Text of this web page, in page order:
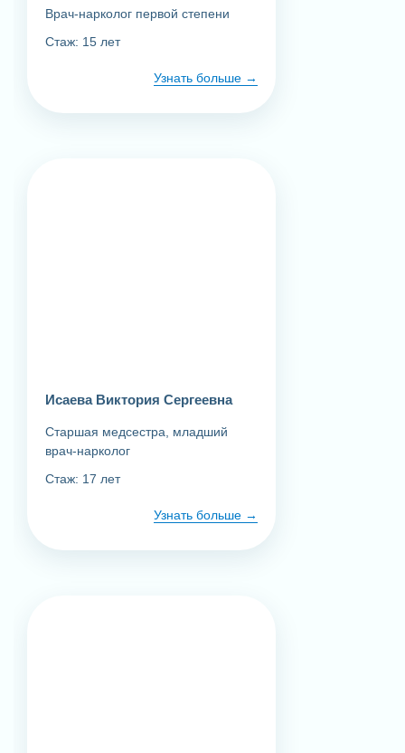
Выезд врача на дом
Осмотр, диагностика, кардиограмма сердца,
проверка работы почек и печени
Врач-нарколог первой степени
Стаж: 15 лет
Узнать больше
Исаева Виктория Сергеевна
Старшая медсестра, младший
врач-нарколог
Стаж: 17 лет
Узнать больше